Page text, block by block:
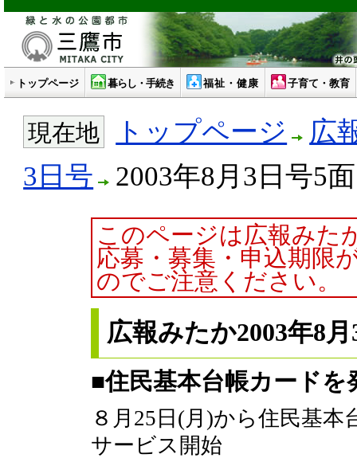
トップページ 暮らし・手続き 福祉・健康 子育て・教育
現在地 トップページ
広
3日号
2003年8月3日号5面
このページは広報みた
応募・募集・申込期限
のでご注意ください。
広報みたか2003年8
■住民基本台帳カードを
８月25日(月)から住民基
サービス開始